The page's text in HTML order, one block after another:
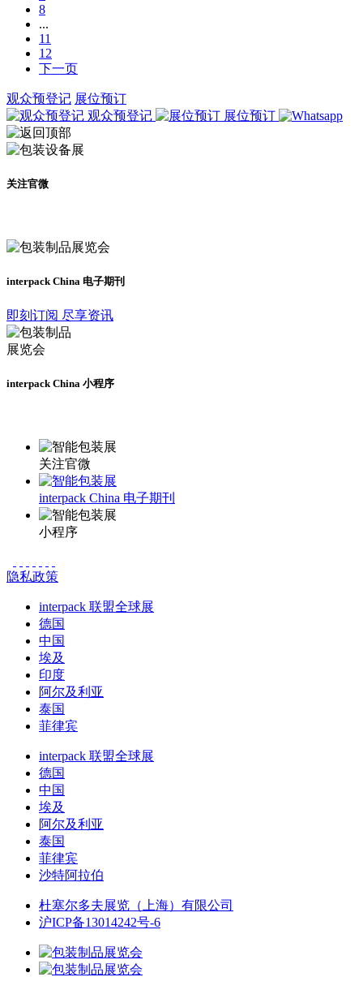
8
...
11
12
下一页
观众预登记 展位预订
观众预登记
展位预订
关注官微
interpack China 电子期刊
即刻订阅 尽享资讯
interpack China 小程序
关注官微
interpack China 电子期刊
小程序
隐私政策
interpack 联盟全球展
德国
中国
埃及
印度
阿尔及利亚
泰国
菲律宾
interpack 联盟全球展
德国
中国
埃及
阿尔及利亚
泰国
菲律宾
沙特阿拉伯
杜塞尔多夫展览（上海）有限公司
沪ICP备13014242号-6